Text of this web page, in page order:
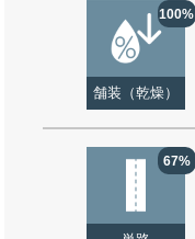
100%
舗装（乾燥）
67%